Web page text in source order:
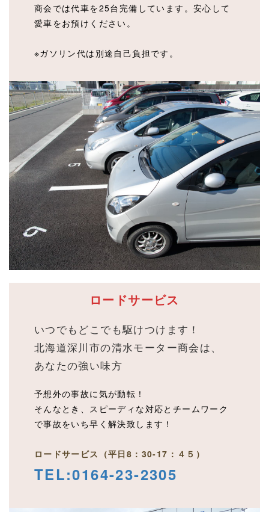
商会では代車を25台完備しています。安心して
愛車をお預けください。
※ガソリン代は別途自己負担です。
ロードサービス
いつでもどこでも駆けつけます！
北海道深川市の清水モーター商会は、
あなたの強い味方
予想外の事故に気が動転！
そんなとき、スピーディな対応とチームワーク
で事故をいち早く解決致します！
ロードサービス（平日8：30-17：４５ ）
TEL:0164-23-2305